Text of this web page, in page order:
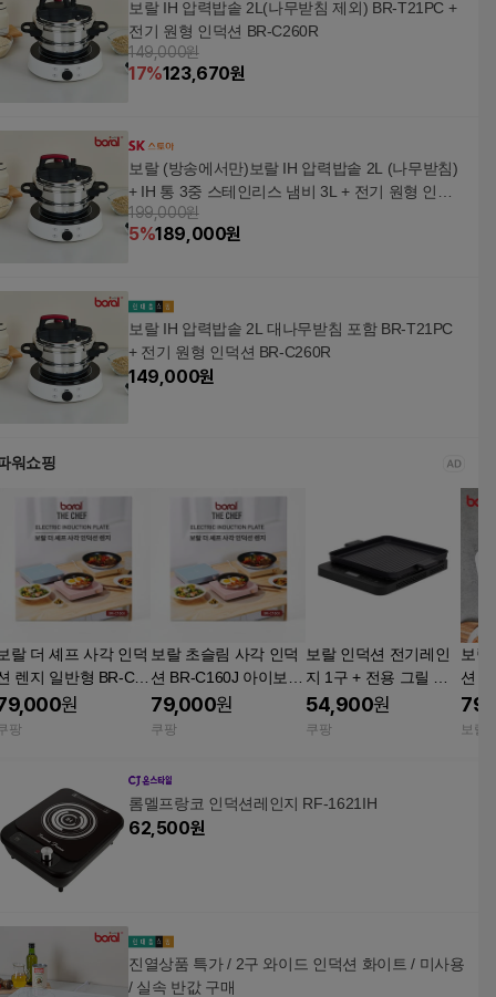
보랄 IH 압력밥솥 2L(나무받침 제외) BR-T21PC +
전기 원형 인덕션 BR-C260R
149,000원
17%123,670원
보랄 (방송에서만)보랄 IH 압력밥솥 2L (나무받침)
+ IH 통 3중 스테인리스 냄비 3L + 전기 원형 인덕
션 BR-T21PC + BR-PC310 + BR-C260R
199,000원
5%189,000원
보랄 IH 압력밥솥 2L 대나무받침 포함 BR-T21PC
+ 전기 원형 인덕션 BR-C260R
149,000원
워쇼핑
랄 더 셰프 사각 인덕
지 일반형 BR-C1
블루)원
팡
보랄 초슬림 사각 인덕
션 BR-C160J 아이보리
BR-C160J(아이보리)
79,000원
쿠팡
보랄 인덕션 전기레인
지 1구 + 전용 그릴 블
랙 BR-JD2000-TB
54,900원
쿠팡
보랄
션
리스
보랄
롬멜프랑코 인덕션레인지 RF-1621IH
62,500원
진열상품 특가 / 2구 와이드 인덕션 화이트 / 미사용
/ 실속 반값 구매